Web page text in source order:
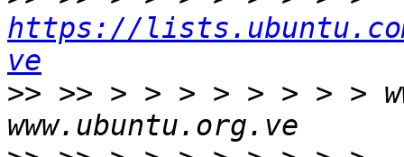
https://
ve
>> >> > > > > > > > >